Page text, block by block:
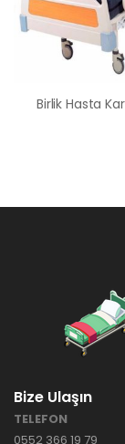
Bize Ulaşın
TELEFON
0552 366 19 79